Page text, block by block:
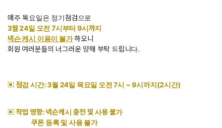
매주 목요일은 정기점검으로
3월 24일 오전 7시부터 9시까지
넥슨 캐시 이용이 불가하오니
회원 여러분들의 너그러운 양해 부탁 드립니다.
▣ 점검 시간: 3월 24일 목요일 오전 7시 ~ 9시까지(2시간)
▣ 작업 영향: 넥슨캐시 충전 및 사용 불가
쿠폰 등록 및 사용 불가